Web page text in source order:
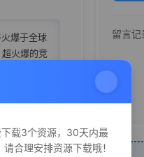
载3个资源，30天内最
合理安排资源下载哦！
爆于全球
火爆的竞
内进行
留言记